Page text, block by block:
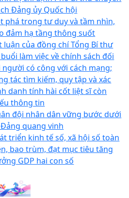
Đảng ủy Quốc hội
phá trong tư duy và tầm nhìn,
đảm hạ tầng thông suốt
luận của đồng chí Tổng Bí thư
làm việc về chính sách đối
người có công với cách mạng;
tác tìm kiếm, quy tập và xác
danh tính hài cốt liệt sĩ còn
thông tin
đội nhân dân vững bước dưới
quang vinh
triển kinh tế số, xã hội số toàn
bao trùm, đạt mục tiêu tăng
GDP hai con số